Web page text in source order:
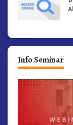
Info Seminar